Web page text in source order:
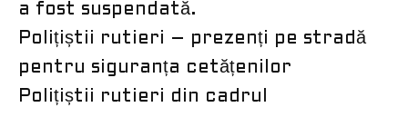
a fost suspendată.
Polițiștii rutieri – prezenți pe stradă
pentru siguranța cetățenilor
Polițiștii rutieri din cadrul